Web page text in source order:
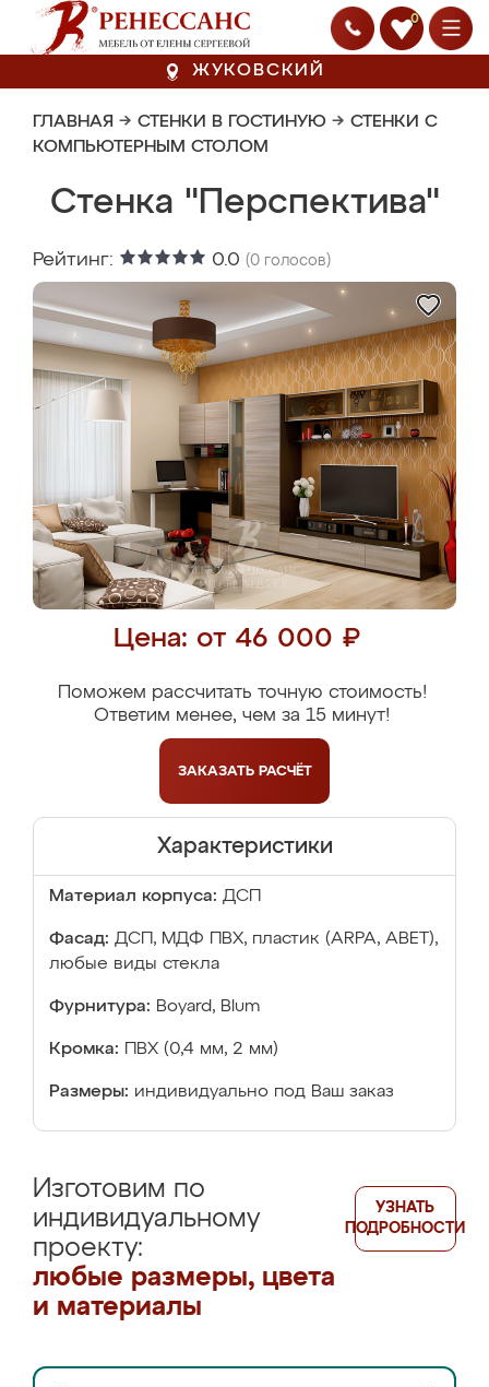
0
ЖУКОВСКИЙ
ГЛАВНАЯ → СТЕНКИ В ГОСТИНУЮ → СТЕНКИ С
КОМПЬЮТЕРНЫМ СТОЛОМ
Стенка "Перспектива"
Рейтинг: 0.0 (0 голосов)
Цена: от 46 000 ₽
Поможем рассчитать точную стоимость!
Ответим менее, чем за 15 минут!
ЗАКАЗАТЬ РАСЧЁТ
Характеристики
Материал корпуса: ДСП
Фасад: ДСП, МДФ ПВХ, пластик (ARPA, ABET),
любые виды стекла
Фурнитура: Boyard, Blum
Кромка: ПВХ (0,4 мм, 2 мм)
Размеры: индивидуально под Ваш заказ
Изготовим по
индивидуальному
проекту:
любые размеры, цвета
и материалы
УЗНАТЬ
ПОДРОБНОСТИ